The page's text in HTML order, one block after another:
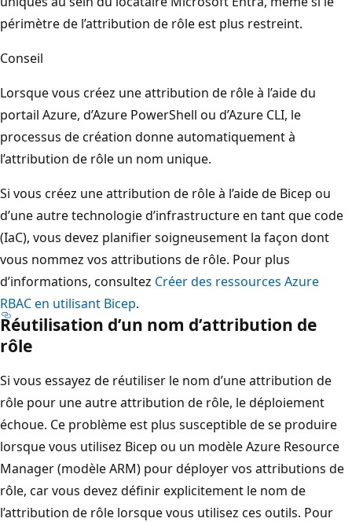
périmètre de l’attribution de rôle est plus restreint.
Conseil
Lorsque vous créez une attribution de rôle à l’aide du
portail Azure, d’Azure PowerShell ou d’Azure CLI, le
processus de création donne automatiquement à
l’attribution de rôle un nom unique.
Si vous créez une attribution de rôle à l’aide de Bicep ou
d’une autre technologie d’infrastructure en tant que code
(IaC), vous devez planifier soigneusement la façon dont
vous nommez vos attributions de rôle. Pour plus
d’informations, consultez Créer des ressources Azure
RBAC en utilisant Bicep.
Réutilisation d’un nom d’attribution de
rôle
Si vous essayez de réutiliser le nom d’une attribution de
rôle pour une autre attribution de rôle, le déploiement
échoue. Ce problème est plus susceptible de se produire
lorsque vous utilisez Bicep ou un modèle Azure Resource
Manager (modèle ARM) pour déployer vos attributions de
rôle, car vous devez définir explicitement le nom de
l’attribution de rôle lorsque vous utilisez ces outils. Pour